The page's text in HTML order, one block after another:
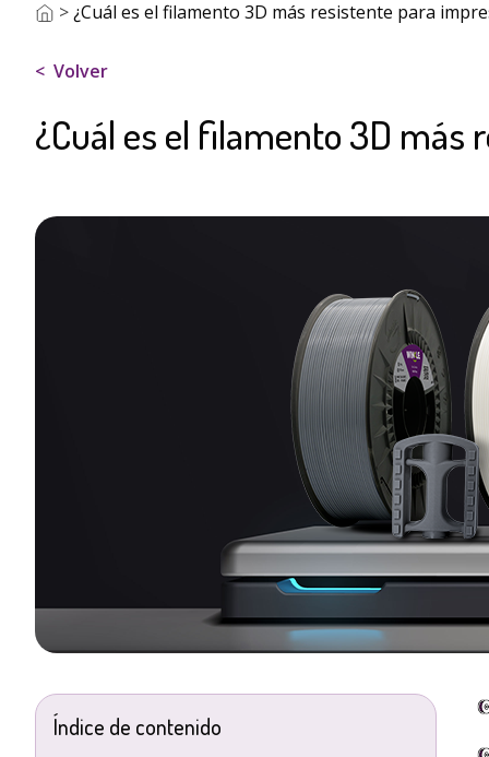
>¿Cuál es el filamento 3D más resistente para
Volver
¿Cuál es el filamento 3D más
Índice de contenido